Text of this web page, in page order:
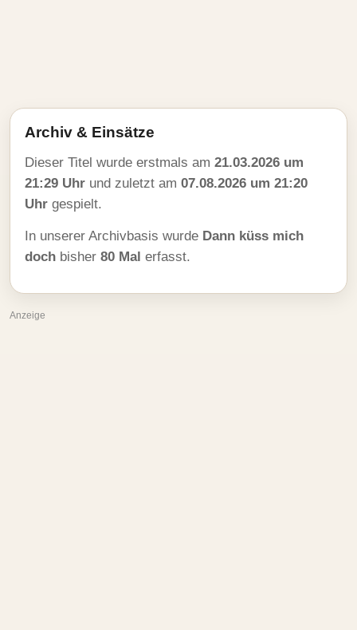
Archiv & Einsätze
Dieser Titel wurde erstmals am 21.03.2026 um
21:29 Uhr und zuletzt am 07.08.2026 um 21:20
Uhr gespielt.
In unserer Archivbasis wurde Dann küss mich
doch bisher 80 Mal erfasst.
Anzeige